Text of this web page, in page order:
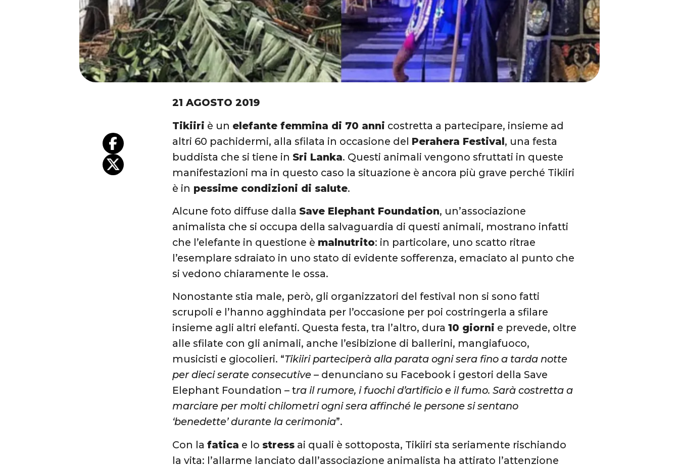
21 AGOSTO 2019
Tikiiri è un elefante femmina di 70 anni costretta a partecipare, insieme ad
altri 60 pachidermi, alla sfilata in occasione del Perahera Festival, una festa
buddista che si tiene in Sri Lanka. Questi animali vengono sfruttati in queste
manifestazioni ma in questo caso la situazione è ancora più grave perché Tikiiri
è in pessime condizioni di salute.
Alcune foto diffuse dalla Save Elephant Foundation, un’associazione
animalista che si occupa della salvaguardia di questi animali, mostrano infatti
che l’elefante in questione è malnutrito: in particolare, uno scatto ritrae
l’esemplare sdraiato in uno stato di evidente sofferenza, emaciato al punto che
si vedono chiaramente le ossa.
Nonostante stia male, però, gli organizzatori del festival non si sono fatti
scrupoli e l’hanno agghindata per l’occasione per poi costringerla a sfilare
insieme agli altri elefanti. Questa festa, tra l’altro, dura10 giorni e prevede, oltre
alle sfilate con gli animali, anche l’esibizione di ballerini, mangiafuoco,
musicisti e giocolieri. “Tikiiri parteciperà alla parata ogni sera fino a tarda notte
per dieci serate consecutive – denunciano su Facebook i gestori della Save
Elephant Foundation – tra il rumore, i fuochi d’artificio e il fumo. Sarà costretta a
marciare per molti chilometri ogni sera affinché le persone si sentano
‘benedette’ durante la cerimonia”.
Con lafatica e lo stress ai quali è sottoposta, Tikiiri sta seriamente rischiando
la vita: l’allarme lanciato dall’associazione animalista ha attirato l’attenzione